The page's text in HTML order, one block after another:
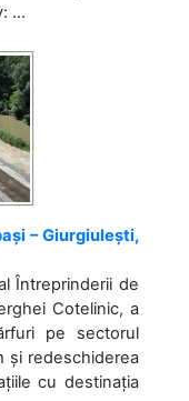
...
– Giurgiulești,
Întreprinderii de
Cotelinic, a
pe sectorul
și redeschiderea
cu destinația